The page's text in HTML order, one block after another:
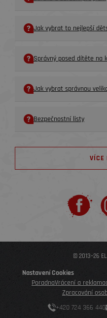
Jak vybrat to nejlepší
Správný posed dítěte na
Jak vybrat správnou
Bezpečnostní listy
VÍCE
© 2013–26
Nastavení Cookies
PoradnaVrácení a
Zpracování
+420 724 366 440